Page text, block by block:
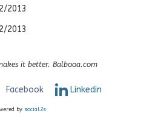
2013
2013
it better. Balbooa.com
Facebook Linkedin
by social2s